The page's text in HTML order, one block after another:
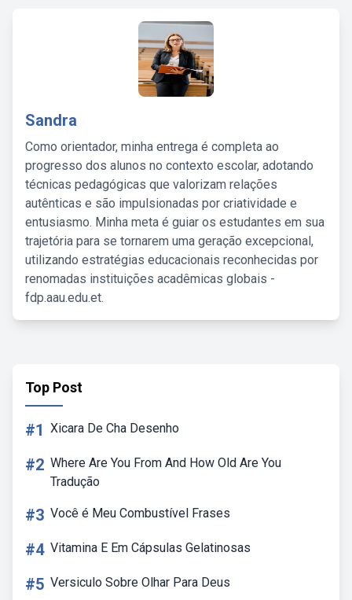
Sandra
Como orientador, minha entrega é completa ao
progresso dos alunos no contexto escolar, adotando
técnicas pedagógicas que valorizam relações
autênticas e são impulsionadas por criatividade e
entusiasmo. Minha meta é guiar os estudantes em sua
trajetória para se tornarem uma geração excepcional,
utilizando estratégias educacionais reconhecidas por
renomadas instituições acadêmicas globais -
fdp.aau.edu.et.
Top Post
#1 Xicara De Cha Desenho
#2 Where Are You From And How Old Are You
Tradução
#3 Você é Meu Combustível Frases
#4 Vitamina E Em Cápsulas Gelatinosas
#5 Versiculo Sobre Olhar Para Deus